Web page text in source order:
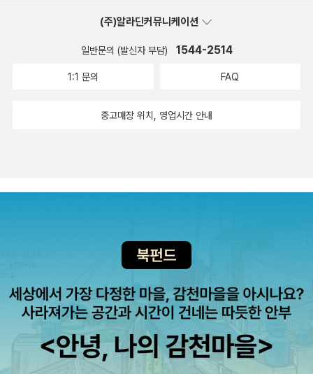
(주)알라딘커뮤니케이션
일반문의 (발신자 부담) 1544-2514
1:1 문의 FAQ
중고매장 위치, 영업시간 안내